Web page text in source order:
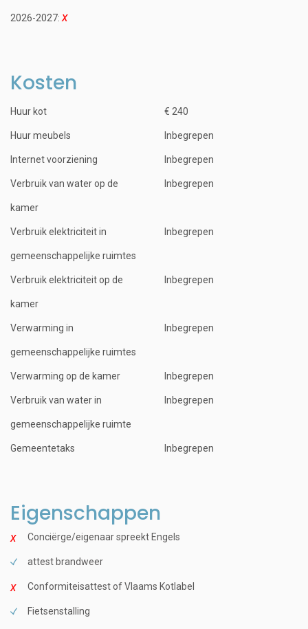
2026-2027:
Kosten
Huur kot € 240
Huur meubels Inbegrepen
Internet voorziening Inbegrepen
Verbruik van water op de
kamer
Inbegrepen
Verbruik elektriciteit in
gemeenschappelijke ruimtes
Inbegrepen
Verbruik elektriciteit op de
kamer
Inbegrepen
Verwarming in
gemeenschappelijke ruimtes
Inbegrepen
Verwarming op de kamer Inbegrepen
Verbruik van water in
gemeenschappelijke ruimte
Inbegrepen
Gemeentetaks Inbegrepen
Eigenschappen
Conciërge/eigenaar spreekt Engels
attest brandweer
Conformiteisattest of Vlaams Kotlabel
Fietsenstalling